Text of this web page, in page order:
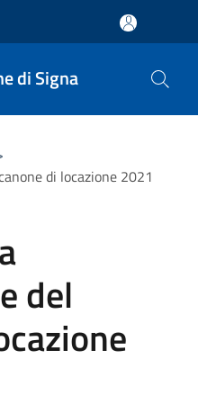
di Signa
di locazione 2021
del